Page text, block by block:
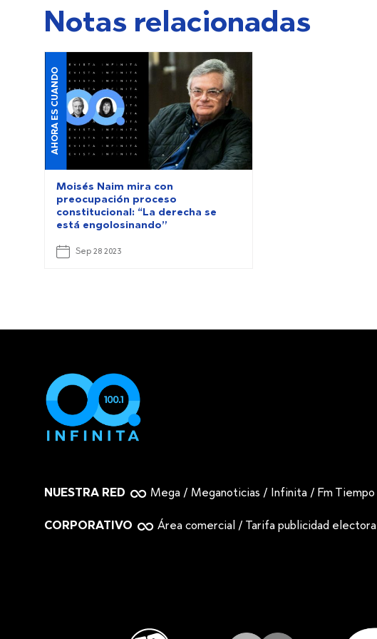
Notas relacionadas
AHORA ES CUANDO
Moisés Naim mira con
preocupación proceso
constitucional: “La derecha se
está engolosinando”
Sep 28 2023
NUESTRA RED Mega / Meganoticias / Infinita / Fm Tiempo
CORPORATIVO Área comercial / Tarifa publicidad electoral